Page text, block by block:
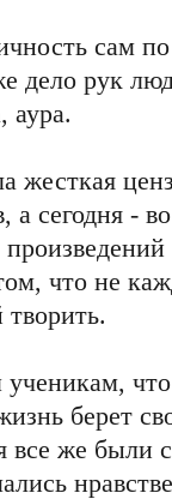
сам
дело рук
аура.
жесткая
а сегодня -
что не
берет
же были